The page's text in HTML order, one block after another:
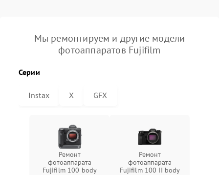
Мы ремонтируем и другие модели
фотоаппаратов Fujifilm
Серии
Instax X GFX
Ремонт
фотоаппарата
Fujifilm 100 body
Ремонт
фотоаппарата
Fujifilm 100 II body